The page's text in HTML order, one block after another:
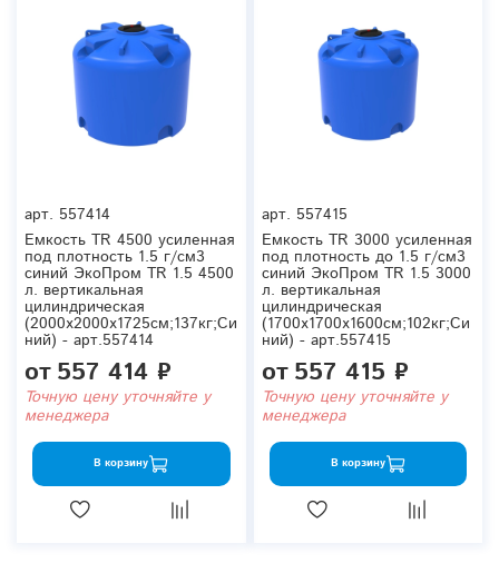
арт. 557414
Емкость TR 4500 усиленная
под плотность 1.5 г/см3
синий ЭкоПром TR 1.5 4500
л. вертикальная
цилиндрическая
(2000x2000x1725см;137кг;Си
ний) - арт.557414
от557 414 ₽
Точную цену уточняйте у
менеджера
В корзину
арт. 557415
Емкость TR 3000 усиленная
под плотность до 1.5 г/см3
синий ЭкоПром TR 1.5 3000
л. вертикальная
цилиндрическая
(1700x1700x1600см;102кг;Си
ний) - арт.557415
от557 415 ₽
Точную цену уточняйте у
менеджера
В корзину